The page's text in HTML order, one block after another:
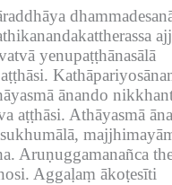
yenupaṭṭhānasālā
ānando
aṭṭhāsi. Athāyasmā
Aruṇuggamanañca
Aggaḷaṃ ākoṭesīti